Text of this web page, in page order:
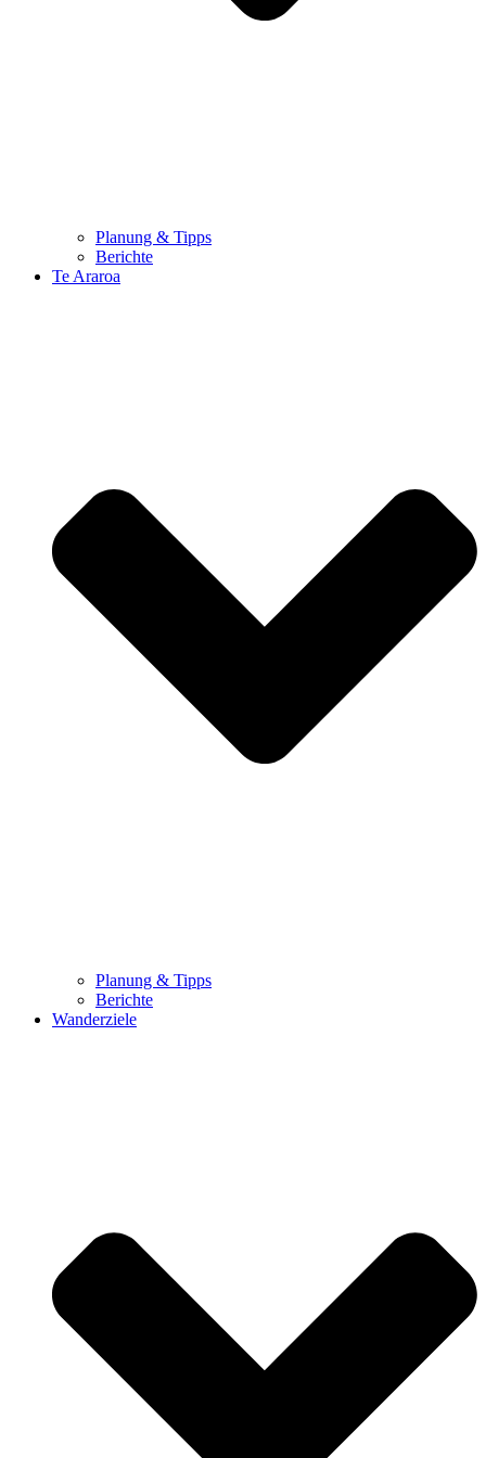
Planung & Tipps
Berichte
Te Araroa
Planung & Tipps
Berichte
Wanderziele